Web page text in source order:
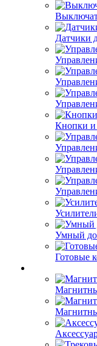
Датчики
Кнопки и
Умный
Готовые